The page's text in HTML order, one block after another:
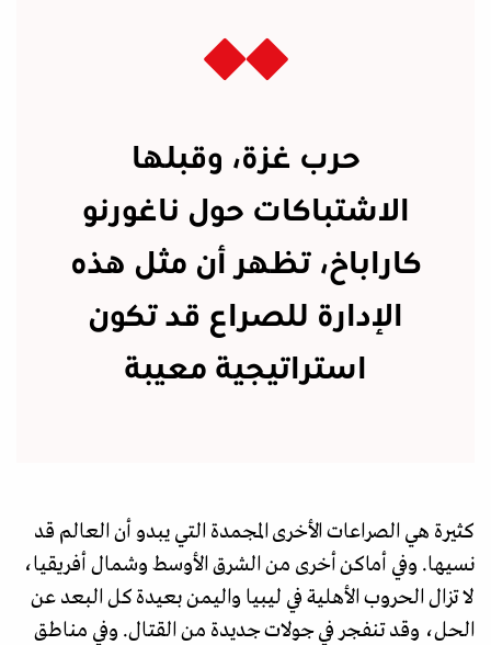
حرب غزة، وقبلها
الاشتباكات حول ناغورنو
كاراباخ، تظهر أن مثل هذه
الإدارة للصراع قد تكون
استراتيجية معيبة
كثيرة هي الصراعات الأخرى المجمدة التي يبدو أن العالم قد
نسيها. وفي أماكن أخرى من الشرق الأوسط وشمال أفريقيا،
لا تزال الحروب الأهلية في ليبيا واليمن بعيدة كل البعد عن
الحل، وقد تنفجر في جولات جديدة من القتال. وفي مناطق